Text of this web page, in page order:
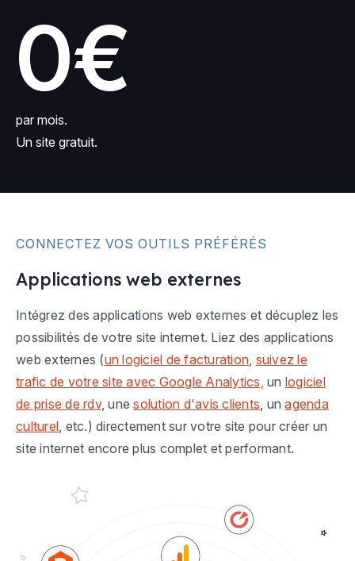
0€
par mois.
Un site gratuit.
CONNECTEZ VOS OUTILS PRÉFÉRÉS
Applications web externes
Intégrez des applications web externes et décuplez les
possibilités de votre site internet. Liez des applications
web externes (un logiciel de facturation, suivez le
trafic de votre site avec Google Analytics, un logiciel
de prise de rdv, unesolution d'avis clients, unagenda
culturel, etc.) directement sur votre site pour créer un
site internet encore plus complet et performant.